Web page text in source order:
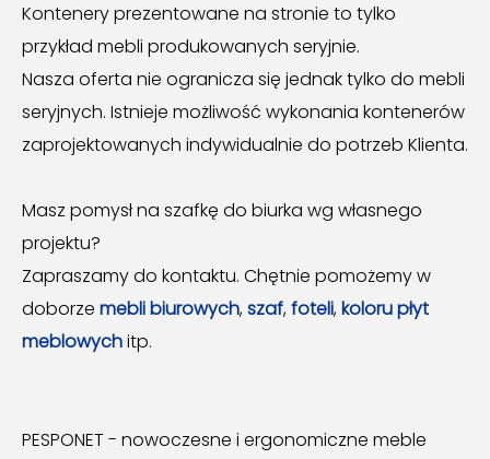
Kontenery prezentowane na stronie to tylko
przykład mebli produkowanych seryjnie.
Nasza oferta nie ogranicza się jednak tylko do mebli
seryjnych. Istnieje możliwość wykonania kontenerów
zaprojektowanych indywidualnie do potrzeb Klienta.
Masz pomysł na szafkę do biurka wg własnego
projektu?
Zapraszamy do kontaktu. Chętnie pomożemy w
doborze mebli biurowych,szaf,foteli,koloru płyt
meblowychitp.
PESPONET - nowoczesne i ergonomiczne meble